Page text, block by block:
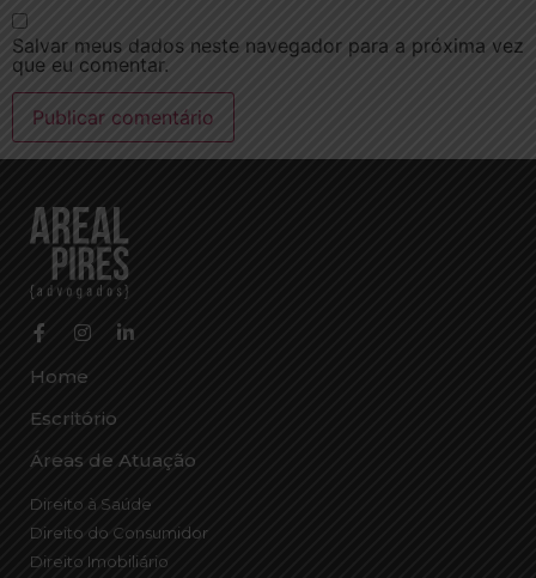
Salvar meus dados neste navegador para a próxima vez
que eu comentar.
Home
Escritório
Áreas de Atuação
Direito à Saúde
Direito do Consumidor
Direito Imobiliário